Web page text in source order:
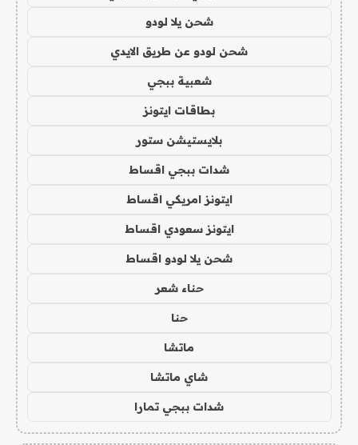
شحن يلا لودو
شحن لودو عن طريق الايدي
شعبية ببجي
بطاقات ايتونز
بلايستيشن ستور
شدات ببجي اقساط
ايتونز امريكي اقساط
ايتونز سعودي اقساط
شحن يلا لودو اقساط
حناء شعر
حنا
ماتشا
شاي ماتشا
شدات ببجي تمارا